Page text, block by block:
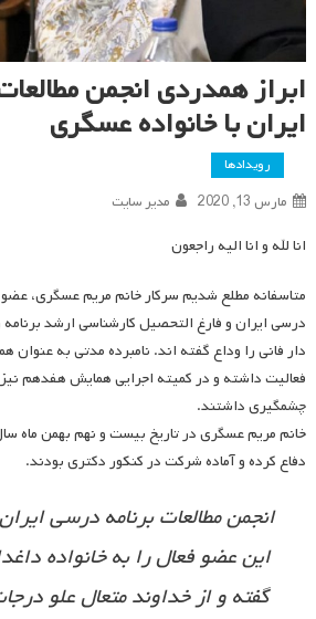
ابراز همدردی انجمن
ایران با خانواده عسگری
رویدادها
مارس 13, 2020 مدیر سایت
انا لله و انا الیه راجعون
متاسفانه مطلع شدیم سرکار خانم مریم عسگری، عضو
درسی ایران و فارغ التحصیل کارشناسی ارشد
دار فانی را وداع گفته اند. نامبرده مدتی به عنوان
فعالیت داشته و در کمیته اجرایی همایش هفدهم
چشمگیری داشتند.
خانم مریم عسگری در تاریخ بیست و نهم بهمن ماه
دفاع کرده و آماده شرکت در کنکور دکتری بودند.
انجمن مطالعات برنامه درسی
این عضو فعال را به خانواده
گفته و از خداوند متعال علو